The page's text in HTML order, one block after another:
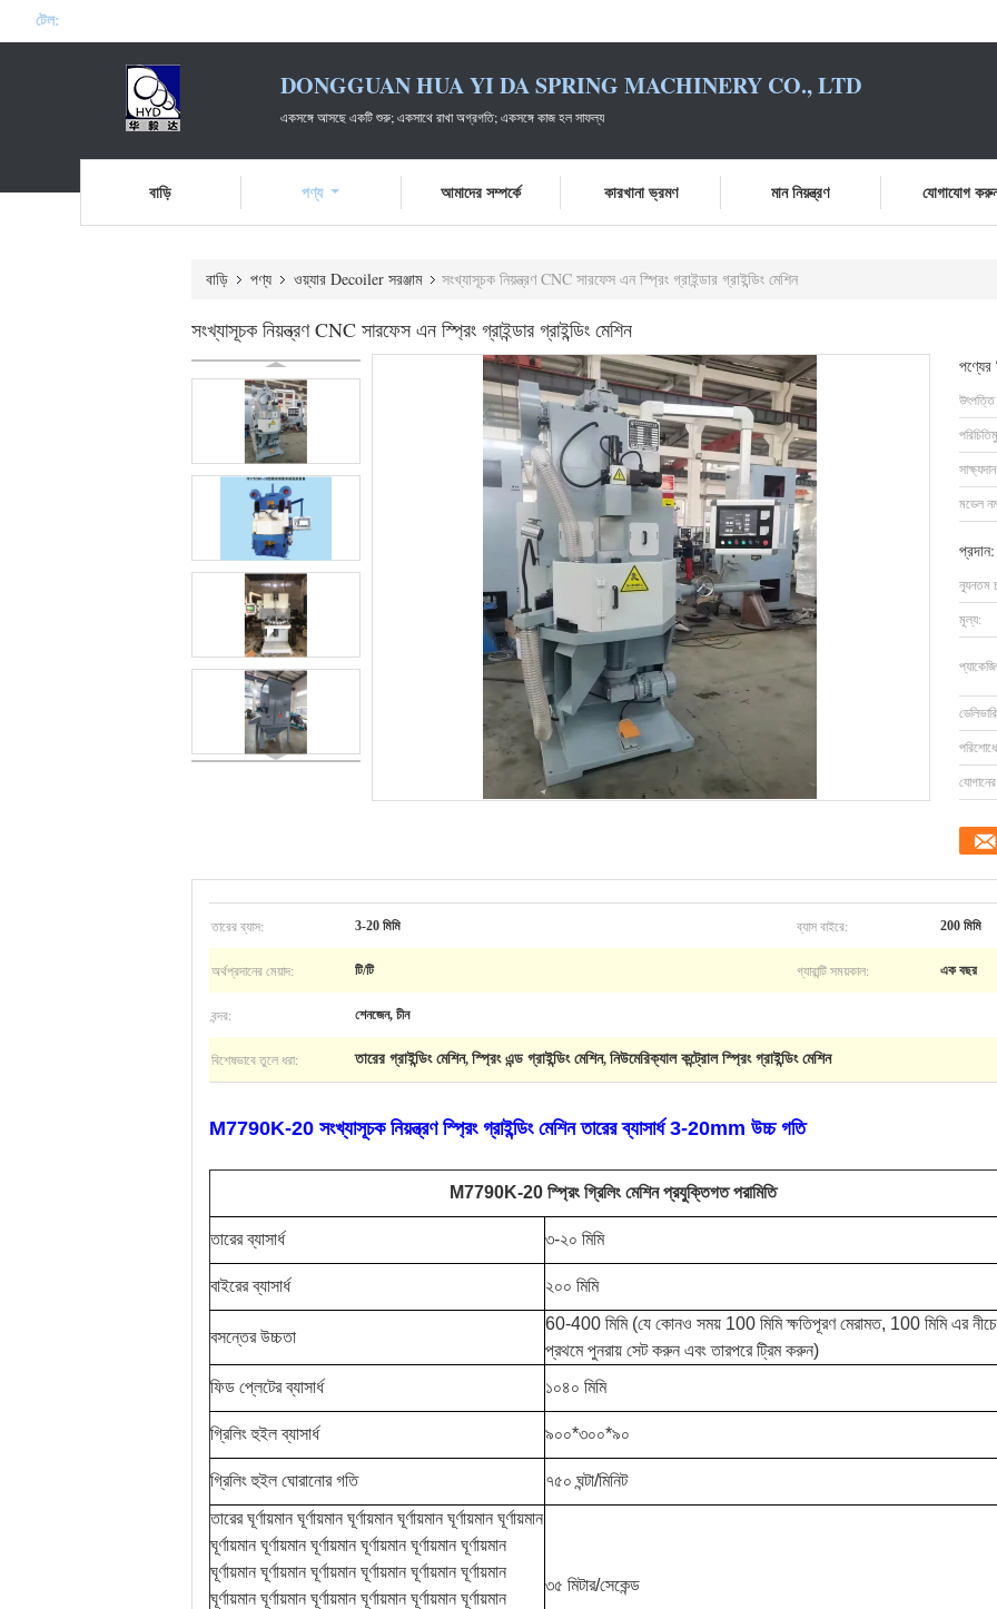
টেল:
DONGGUAN HUA YI DA SPRING MACHINERY CO., LTD
একসঙ্গে আসছে একটি শুরু; একসাথে রাখা অগ্রগতি; একসঙ্গে কাজ হল সাফল্য
বাড়ি পণ্য আমাদের সম্পর্কে কারখানা ভ্রমণ মান নিয়ন্ত্রণ যোগাযোগ
বাড়ি পণ্য ওয়্যার Decoiler সরঞ্জাম সংখ্যাসূচক নিয়ন্ত্রণ CNC সারফেস এন স্প্রিং গ্রাইন্ডার গ্রাইন্ডিং মেশিন
সংখ্যাসূচক নিয়ন্ত্রণ CNC সারফেস এন স্প্রিং গ্রাইন্ডার গ্রাইন্ডিং মেশিন
পণ্যের
সাক্ষ্যদান:
মডেল
প্রদান:
ন্যূনতম
মূল্য:
তারের ব্যাস: 3-20 মিমি ব্যাস বাইরে: 200 মিমি
অর্থপ্রদানের মেয়াদ: টি/টি গ্যারান্টি সময়কাল: এক বছর
বন্দর: শেনজেন, চীন
বিশেষভাবে তুলে ধরা: তারের গ্রাইন্ডিং মেশিন, স্প্রিং এন্ড গ্রাইন্ডিং মেশিন, নিউমেরিক্যাল কন্ট্রোল স্প্রিং গ্রাইন্ডিং মেশিন
M7790K-20 সংখ্যাসূচক নিয়ন্ত্রণ স্প্রিং গ্রাইন্ডিং মেশিন তারের ব্যাসার্ধ 3-20mm উচ্চ গতি
M7790K-20 স্প্রিং গ্রিলিং মেশিন প্রযুক্তিগত পরামিতি
তারের ব্যাসার্ধ ৩-২০ মিমি
বাইরের ব্যাসার্ধ ২০০ মিমি
বসন্তের উচ্চতা
60-400 মিমি (যে কোনও সময় 100 মিমি ক্ষতিপূরণ মেরামত, 100 মিমি এর নীচে
প্রথমে পুনরায় সেট করুন এবং তারপরে ট্রিম করুন)
ফিড প্লেটের ব্যাসার্ধ
১০৪০ মিমি
গ্রিলিং হুইল ব্যাসার্ধ ৯০০*৩০০*৯০
গ্রিলিং হুইল ঘোরানোর গতি
৭৫০ ঘন্টা/মিনিট
তারের ঘূর্ণায়মান ঘূর্ণায়মান ঘূর্ণায়মান ঘূর্ণায়মান ঘূর্ণায়মান ঘূর্ণায়মান
ঘূর্ণায়মান ঘূর্ণায়মান ঘূর্ণায়মান ঘূর্ণায়মান ঘূর্ণায়মান ঘূর্ণায়মান
ঘূর্ণায়মান ঘূর্ণায়মান ঘূর্ণায়মান ঘূর্ণায়মান ঘূর্ণায়মান ঘূর্ণায়মান
ঘূর্ণায়মান ঘূর্ণায়মান ঘূর্ণায়মান ঘূর্ণায়মান ঘূর্ণায়মান ঘূর্ণায়মান
৩৫ মিটার/সেকেন্ড